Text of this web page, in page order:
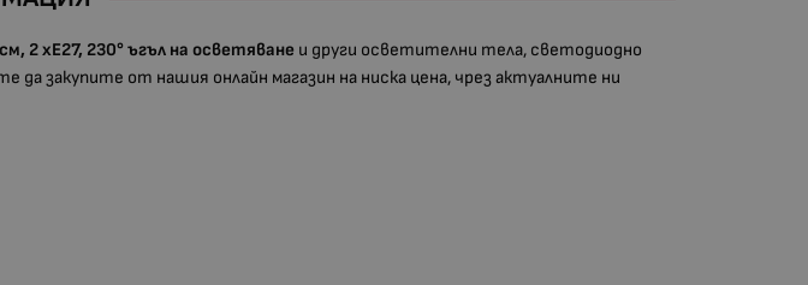
2 хЕ27, 230° ъгъл на осветяване и други осветителни тела, светодиодно
закупите от нашия онлайн магазин на ниска цена, чрез актуалните ни